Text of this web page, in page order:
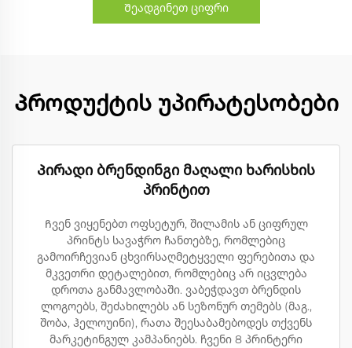
Შეადგინეთ ციფრი
Პროდუქტის უპირატესობები
Პირადი ბრენდინგი მაღალი ხარისხის
პრინტით
Ჩვენ ვიყენებთ ოფსეტურ, შილამის ან ციფრულ
პრინტს სავაჭრო ჩანთებზე, რომლებიც
გამოირჩევიან ცხვირსაღმეტყველი ფერებითა და
მკვეთრი დეტალებით, რომლებიც არ იცვლება
დროთა განმავლობაში. ვაბეჭდავთ ბრენდის
ლოგოებს, შეძახილებს ან სეზონურ თემებს (მაგ.,
შობა, ჰელოუინი), რათა შეესაბამებოდეს თქვენს
მარკეტინგულ კამპანიებს. ჩვენი 8 პრინტერი